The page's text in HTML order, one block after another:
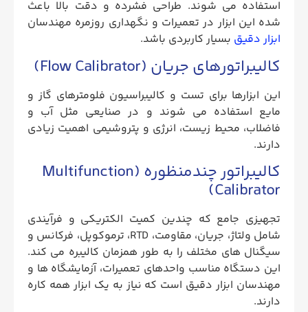
استفاده می‌ شوند. طراحی فشرده و دقت بالا باعث
شده این ابزار در تعمیرات و نگهداری روزمره مهندسان
ابزار دقیق بسیار کاربردی باشد.
کالیبراتورهای جریان (Flow Calibrator)
این ابزارها برای تست و کالیبراسیون فلومترهای گاز و
مایع استفاده می‌ شوند و در صنایعی مثل آب و
فاضلاب، محیط زیست، انرژی و پتروشیمی اهمیت زیادی
دارند.
کالیبراتور چندمنظوره (Multifunction
Calibrator)
تجهیزی جامع که چندین کمیت الکتریکی و فرآیندی
شامل ولتاژ، جریان، مقاومت، RTD، ترموکوپل، فرکانس و
سیگنال‌ های مختلف را به‌ طور همزمان کالیبره می‌ کند.
این دستگاه مناسب واحدهای تعمیرات، آزمایشگاه‌ ها و
مهندسان ابزار دقیق است که نیاز به یک ابزار همه‌ کاره
دارند.